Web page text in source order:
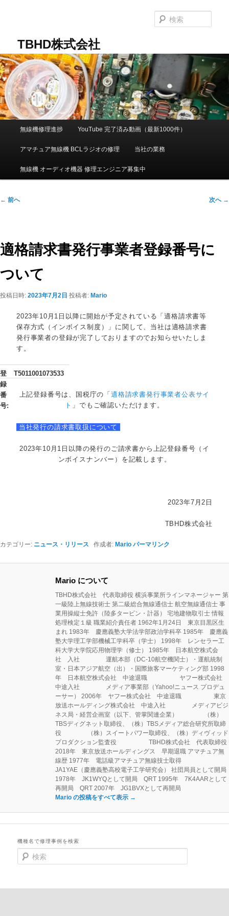
テ
ン
ツ
へ
移
動
TBHD株式会社
索
ュ
無線機修理進捗 YouTube 完了済み動画（最新1000件）
アマチュア無線機 BCLラジオの修理 当社の業務
無線機 オーディオ機器 修理エンジニア募集中
投
ゲ
ー
ョ
← 前へ 次へ →
適格請求書発行事業者登録番号に
ついて
投稿日時: 2023年7月2日 投稿者: Mario
2023年10月1日以降に開始が予定されている「適格請求書等
保存方式（インボイス制度）」に関して、当社は適格請求書
発行事業者の登録が完了しておりますのでお知らせいたしま
す。
登
録
番
号:
T5011001073533
上記登録番号は、国税庁の「適格請求書発行事業者公表サイ
ト 」でもご確認いただけます。
当社発行の請求書取扱について
2023年10月1日以降の発行のご請求書から上記登録番号（イ
ンボイスナンバー）を記載します。
2023年7月2日
TBHD株式会社
カテゴリー: ニュース・リリース 作成者: Mario パーマリンク
Mario について
TBHD株式会社 代表取締役 横浜事業所ラインマネージャー 第
一級陸上無線技術士 第二級総合無線通信士 航空無線通信士 事
業用操縦士免許（陸多タービン・計器） 宅地建物取引士 情報
処理検定１級 職業紹介責任者 1962年1月24日 東京目黒区生
まれ 1983年 慶應義塾大学法学部政治学科卒 1985年 慶應義
塾大学理工学部機械工学科卒（学士） 1998年 レンセラー工
科大学大学院応用物理学（修士） 1985年 日本航空株式会
社 入社 運航本部（DC-10航空機関士）・運航統制
室・日本アジア航空（出）・国際旅客マーケティング部 1998
年 日本航空株式会社 中途退職 ヤフー株式会社
中途入社 メディア事業部（Yahoo!ニュース プロデュ
ーサー） 2006年 ヤフー株式会社 中途退職 東京
放送ホールディング株式会社 中途入社 メディアビジ
ネス局・経営企画室（以下、管掌関連企業） （株）
TBSディグネット取締役、（株）TBSメディア総合研究所取締
役 （株）スイートパワー取締役、（株）ディヴィッド
プロダクション監査役 TBHD株式会社 代表取締役
2018年 東京放送ホールディングス 早期退職 アマチュア無
線歴 1977年 電話級アマチュア無線技士取得
JA1YAE（慶應義塾高校電子工学研究会） 社団局員として開局
1978年 JK1WYQとして開局 QRT 1995年 7K4AARとして
再開局 QRT 2007年 JG1BVXとして再開局
Mario の投稿をすべて表示 →
機種名で修理事例を検索
検
索